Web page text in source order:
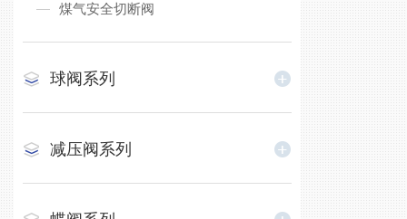
煤气安全切断阀
球阀系列
减压阀系列